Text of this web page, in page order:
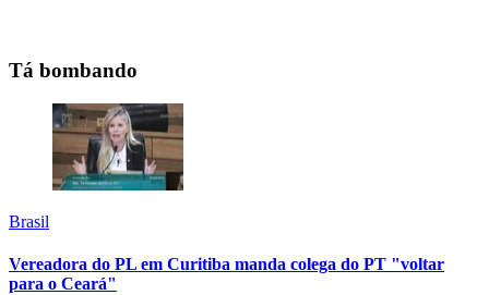
Tá bombando
Brasil
Vereadora do PL em Curitiba manda colega do PT "voltar
para o Ceará"